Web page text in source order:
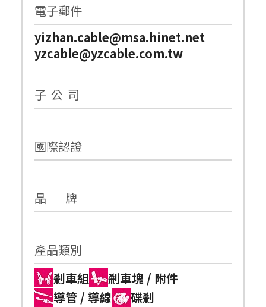
電子郵件
yizhan.cable@msa.hinet.net
yzcable@yzcable.com.tw
子 公 司
國際認證
品 牌
產品類別
剎車組
剎車塊 / 附件
導管 / 導線
碟剎